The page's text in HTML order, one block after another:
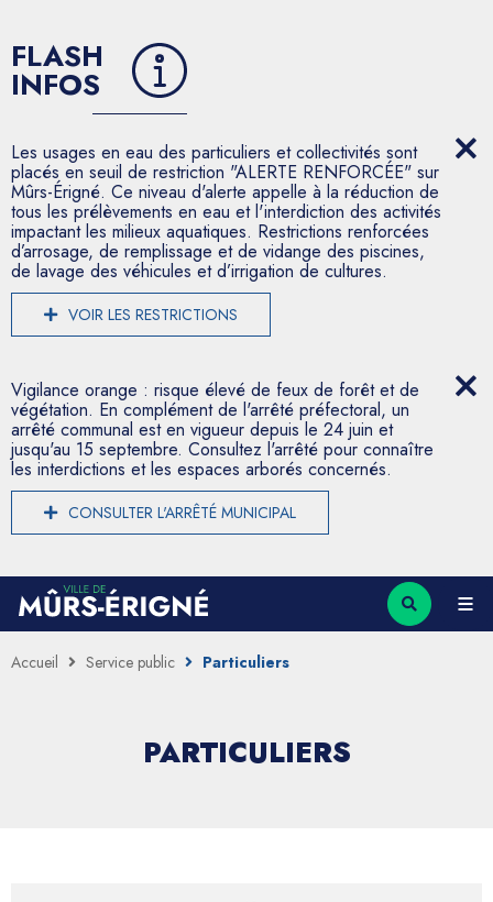
FLASH
INFOS
Les usages en eau des particuliers et collectivités sont
placés en seuil de restriction "ALERTE RENFORCÉE" sur
Mûrs-Érigné. Ce niveau d'alerte appelle à la réduction de
tous les prélèvements en eau et l'interdiction des activités
impactant les milieux aquatiques. Restrictions renforcées
d’arrosage, de remplissage et de vidange des piscines,
de lavage des véhicules et d’irrigation de cultures.
VOIR LES RESTRICTIONS
Vigilance orange : risque élevé de feux de forêt et de
végétation. En complément de l'arrêté préfectoral, un
arrêté communal est en vigueur depuis le 24 juin et
jusqu'au 15 septembre. Consultez l'arrêté pour connaître
les interdictions et les espaces arborés concernés.
CONSULTER L'ARRÊTÉ MUNICIPAL
Accueil Service public Particuliers
PARTICULIERS